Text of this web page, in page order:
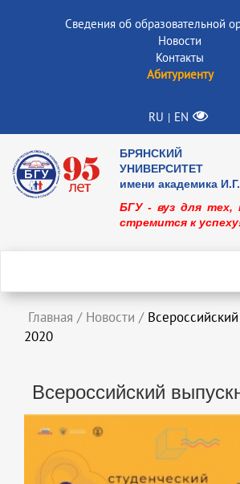
Сведения об образовательной
Новости
Контакты
Абитуриенту
RU | EN
БРЯНСКИЙ
УНИВЕРСИТЕТ
имени академика
БГУ - вуз для тех,
стремится к
Главная / Новости /
2020
Всероссийский